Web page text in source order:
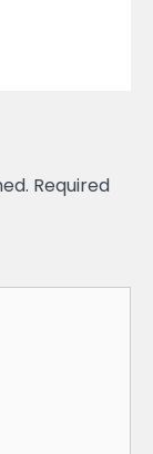
Required